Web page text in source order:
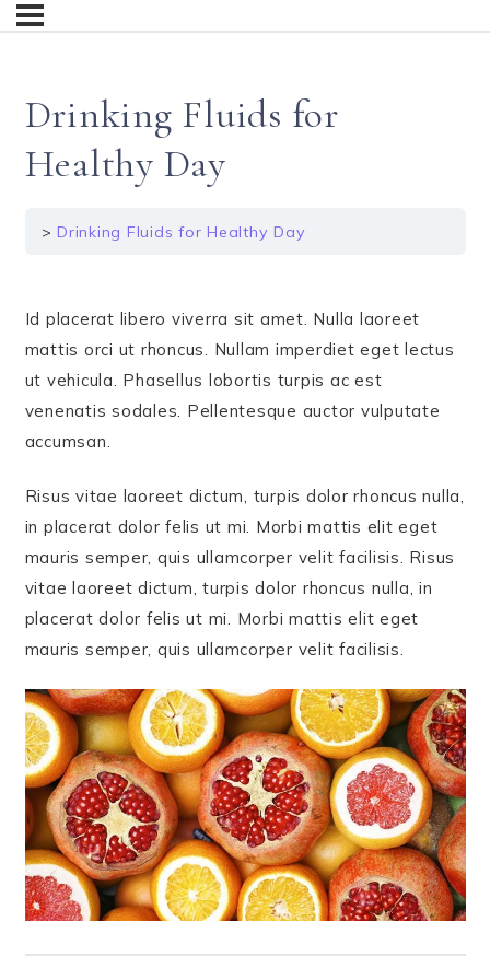
Drinking Fluids for
Healthy Day
Drinking Fluids for Healthy Day
Id placerat libero viverra sit amet. Nulla laoreet
mattis orci ut rhoncus. Nullam imperdiet eget lectus
ut vehicula. Phasellus lobortis turpis ac est
venenatis sodales. Pellentesque auctor vulputate
accumsan.
Risus vitae laoreet dictum, turpis dolor rhoncus nulla,
in placerat dolor felis ut mi. Morbi mattis elit eget
mauris semper, quis ullamcorper velit facilisis. Risus
vitae laoreet dictum, turpis dolor rhoncus nulla, in
placerat dolor felis ut mi. Morbi mattis elit eget
mauris semper, quis ullamcorper velit facilisis.